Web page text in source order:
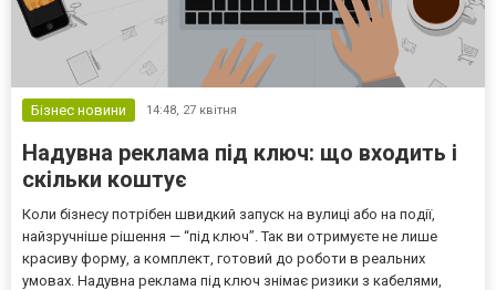
Бізнес новини 14:48, 27 квітня
Надувна реклама під ключ: що входить і
скільки коштує
Коли бізнесу потрібен швидкий запуск на вулиці або на події,
найзручніше рішення — “під ключ”. Так ви отримуєте не лише
красиву форму, а комплект, готовий до роботи в реальних
умовах. Надувна реклама під ключ знімає ризики з кабелями,